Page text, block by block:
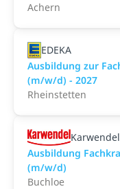
Achern
EDEKA
Ausbildung zur
(m/w/d) - 2027
Rheinstetten
Ausbildung
(m/w/d)
Buchloe